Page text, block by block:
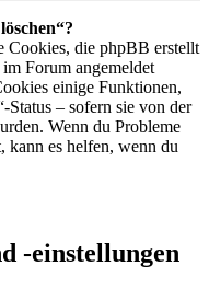
Cookies, die phpBB erstellt
Forum angemeldet
einige Funktionen,
Status – sofern sie von der
Wenn du Probleme
kann es helfen, wenn du
-einstellungen